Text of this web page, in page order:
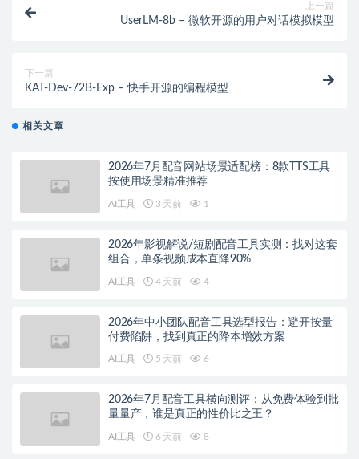
上一篇
UserLM-8b – 微软开源的用户对话模拟模型
下一篇
KAT-Dev-72B-Exp – 快手开源的编程模型
相关文章
2026年7月配音网站场景适配榜：8款TTS工具
按使用场景精准推荐
AI工具 3 天前 1
2026年影视解说/短剧配音工具实测：找对这套
组合，单条视频成本直降90%
AI工具 4 天前 4
2026年中小团队配音工具选型报告：避开按量
付费陷阱，找到真正的降本增效方案
AI工具 5 天前 6
2026年7月配音工具横向测评：从免费体验到批
量量产，谁是真正的性价比之王？
AI工具 6 天前 8